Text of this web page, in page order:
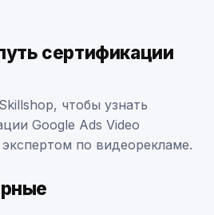
сертификации
чтобы узнать
Google Ads Video
по видеорекламе.